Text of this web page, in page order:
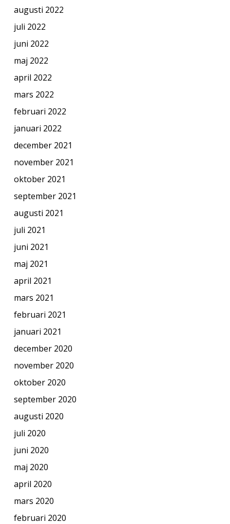
augusti 2022
juli 2022
juni 2022
maj 2022
april 2022
mars 2022
februari 2022
januari 2022
december 2021
november 2021
oktober 2021
september 2021
augusti 2021
juli 2021
juni 2021
maj 2021
april 2021
mars 2021
februari 2021
januari 2021
december 2020
november 2020
oktober 2020
september 2020
augusti 2020
juli 2020
juni 2020
maj 2020
april 2020
mars 2020
februari 2020